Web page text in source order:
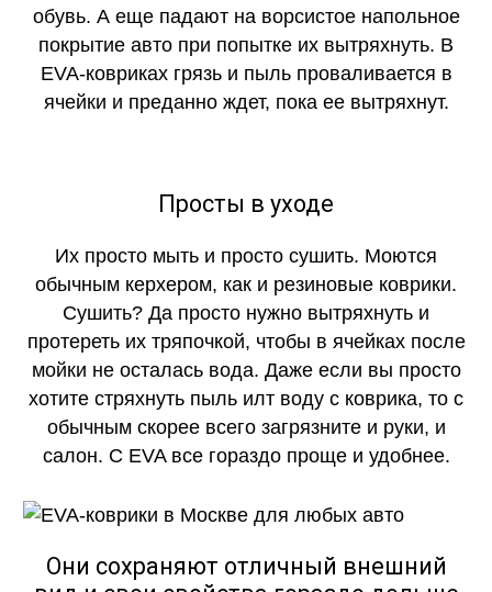
обувь. А еще падают на ворсистое напольное
покрытие авто при попытке их вытряхнуть. В
EVA-ковриках грязь и пыль проваливается в
ячейки и преданно ждет, пока ее вытряхнут.
Просты в уходе
Их просто мыть и просто сушить. Моются
обычным керхером, как и резиновые коврики.
Сушить? Да просто нужно вытряхнуть и
протереть их тряпочкой, чтобы в ячейках после
мойки не осталась вода. Даже если вы просто
хотите стряхнуть пыль илт воду с коврика, то с
обычным скорее всего загрязните и руки, и
салон. С EVA все гораздо проще и удобнее.
Они сохраняют отличный внешний